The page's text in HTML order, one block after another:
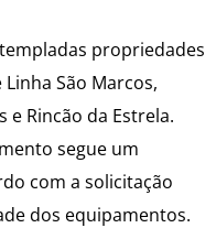
propriedades
São Marcos,
e Rincão da Estrela.
segue um
com a solicitação
dos equipamentos.